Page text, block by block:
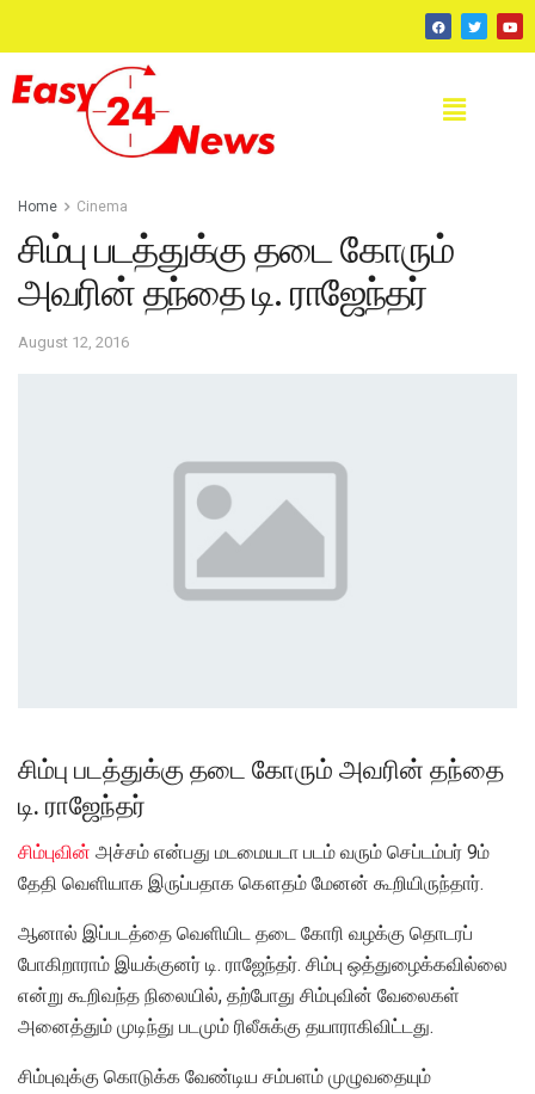
Home Cinema
சிம்பு படத்துக்கு தடை கோரும்
அவரின் தந்தை டி. ராஜேந்தர்
August 12, 2016
சிம்பு படத்துக்கு தடை கோரும் அவரின் தந்தை
டி. ராஜேந்தர்
சிம்புவின் அச்சம் என்பது மடமையடா படம் வரும் செப்டம்பர் 9ம்
தேதி வெளியாக இருப்பதாக கௌதம் மேனன் கூறியிருந்தார்.
ஆனால் இப்படத்தை வெளியிட தடை கோரி வழக்கு தொடரப்
போகிறாராம் இயக்குனர் டி. ராஜேந்தர். சிம்பு ஒத்துழைக்கவில்லை
என்று கூறிவந்த நிலையில், தற்போது சிம்புவின் வேலைகள்
அனைத்தும் முடிந்து படமும் ரிலீசுக்கு தயாராகிவிட்டது.
சிம்புவுக்கு கொடுக்க வேண்டிய சம்பளம் முழுவதையும்